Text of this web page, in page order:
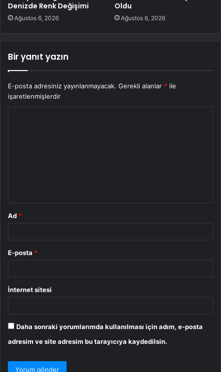
Denizde Renk Değişimi
Ağustos 6, 2026
Oldu
Ağustos 6, 2026
Bir yanıt yazın
E-posta adresiniz yayınlanmayacak. Gerekli alanlar * ile
işaretlenmişlerdir
Ad *
E-posta *
İnternet sitesi
Daha sonraki yorumlarımda kullanılması için adım, e-posta
adresim ve site adresim bu tarayıcıya kaydedilsin.